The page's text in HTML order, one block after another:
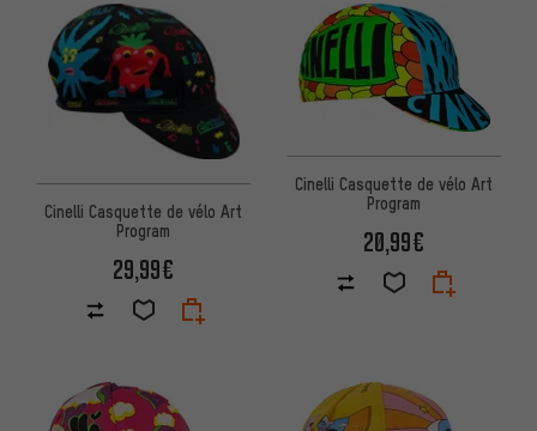
Cinelli Casquette de vélo Art
Program
29,99€
Cinelli Casquette de vélo Art
Program
20,99€